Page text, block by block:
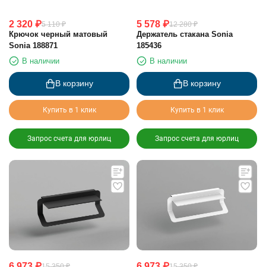
2 320 ₽5 110 ₽
Крючок черный матовый
Sonia 188871
В наличии
В корзину
Купить в 1 клик
Запрос счета для юрлиц
5 578 ₽12 280 ₽
Держатель стакана Sonia
185436
В наличии
В корзину
Купить в 1 клик
Запрос счета для юрлиц